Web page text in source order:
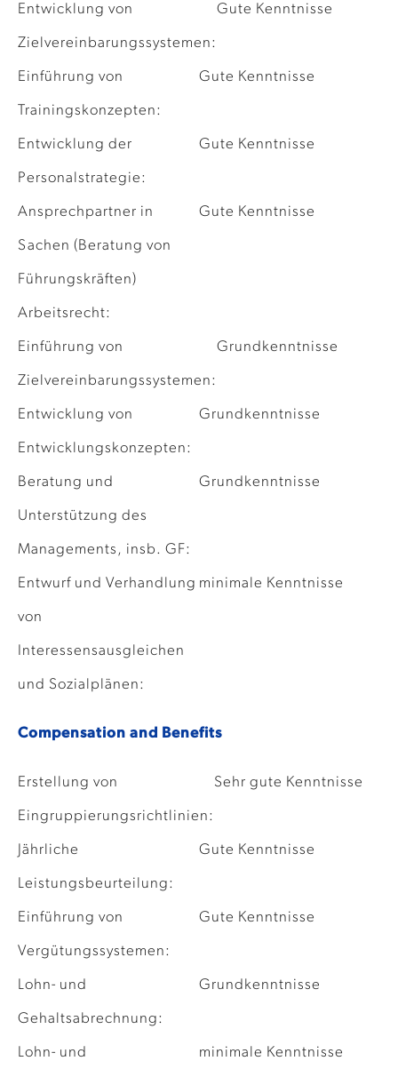
Entwicklung von
Zielvereinbarungssystemen:
Gute Kenntnisse
Einführung von
Trainingskonzepten:
Gute Kenntnisse
Entwicklung der
Personalstrategie:
Gute Kenntnisse
Ansprechpartner in
Sachen (Beratung von
Führungskräften)
Arbeitsrecht:
Gute Kenntnisse
Einführung von
Zielvereinbarungssystemen:
Grundkenntnisse
Entwicklung von
Entwicklungskonzepten:
Grundkenntnisse
Beratung und
Unterstützung des
Managements, insb. GF:
Grundkenntnisse
Entwurf und Verhandlung
von
Interessensausgleichen
und Sozialplänen:
minimale Kenntnisse
Compensation and Benefits
Erstellung von
Eingruppierungsrichtlinien:
Sehr gute Kenntnisse
Jährliche
Leistungsbeurteilung:
Gute Kenntnisse
Einführung von
Vergütungssystemen:
Gute Kenntnisse
Lohn- und
Gehaltsabrechnung:
Grundkenntnisse
Lohn- und minimale Kenntnisse